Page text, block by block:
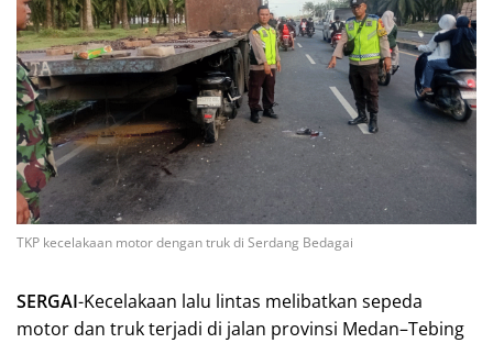
TKP kecelakaan motor dengan truk di Serdang Bedagai
SERGAI-Kecelakaan lalu lintas melibatkan sepeda
motor dan truk terjadi di jalan provinsi Medan–Tebing